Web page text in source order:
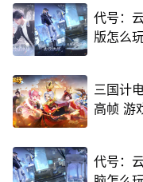
代号：
版怎么
三国计
高帧 游
代号：